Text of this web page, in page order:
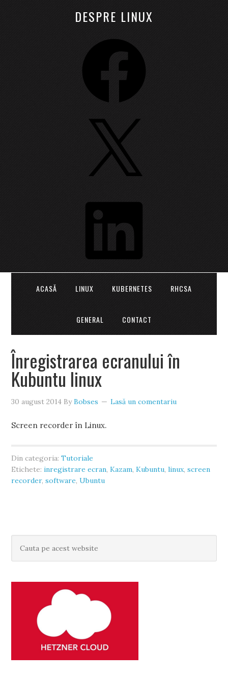
DESPRE LINUX
ACASĂ LINUX KUBERNETES RHCSA
GENERAL CONTACT
Înregistrarea ecranului în
Kubuntu linux
30 august 2014 ByBobses Lasă un comentariu
Screen recorder în Linux.
Din categoria:Tutoriale
Etichete:inregistrare ecran,Kazam,Kubuntu,linux,screen
recorder,software,Ubuntu